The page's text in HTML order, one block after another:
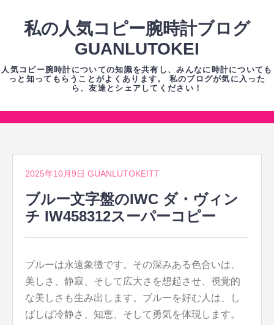
ツ
キ
私の人気コピー腕時計ブログ
GUANLUTOKEI
人気コピー腕時計についての知識を共有し、みんなに時計についても
っと知ってもらうことがよくあります。 私のブログが気に入った
ら、友達とシェアしてください！
コ
テ
2025年10月9日 GUANLUTOKEITT
ブルー文字盤のIWC ダ・ヴィン
チ IW458312スーパーコピー
ブルーは永遠象徴です。その深みある色合いは、
美しさ、静寂、そして広大さを想起させ、視覚的
な美しさも生み出します。ブルーを好む人は、し
ばしば冷静さ、知恵、そして勇気を体現します。